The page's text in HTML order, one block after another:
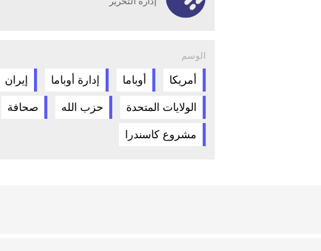
الوسم
أمريكا أوباما إدارة أوباما إيران
الولايات المتحدة حزب الله صحافة
مشروع كاسندرا